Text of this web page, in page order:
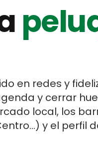
en redes y
y cerrar
local, los
…) y el perfil